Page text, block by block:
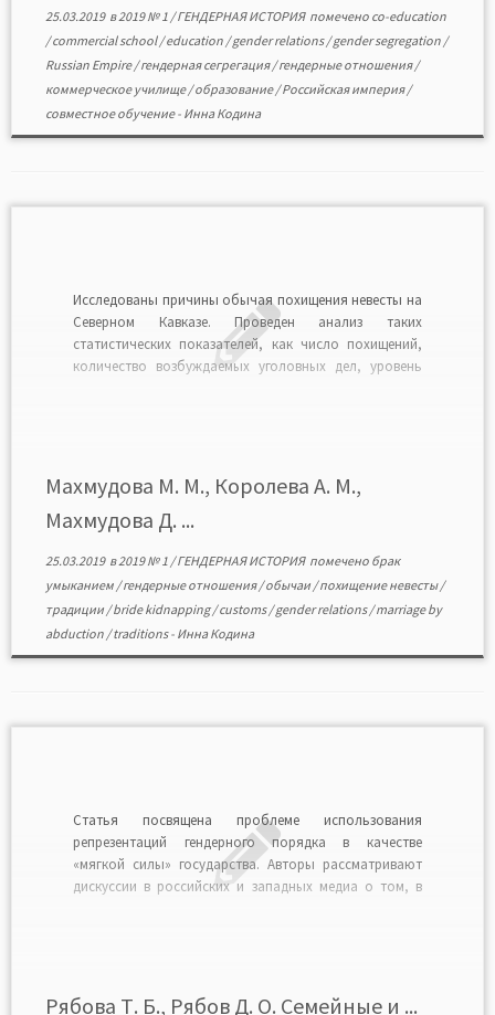
25.03.2019в2019 № 1 /ГЕНДЕРНАЯ ИСТОРИЯ помечено co-education
/commercial school/education /gender relations/gender segregation /
Russian Empire/гендерная сегрегация/гендерные отношения/
коммерческое училище/образование/Российская империя/
совместное обучение- Инна Кодина
Исследованы причины обычая похищения невесты на
Северном Кавказе. Проведен анализ таких
статистических показателей, как число похищений,
количество возбуждаемых уголовных дел, уровень
свадебного торжества; невозможность получить
согласие […]
Махмудова М. М., Королева А. М.,
Махмудова Д. ...
25.03.2019в2019 № 1 /ГЕНДЕРНАЯ ИСТОРИЯ помечено брак
умыканием /гендерные отношения/обычаи /похищение невесты/
традиции /bride kidnapping/customs/gender relations/marriage by
abduction /traditions- Инна Кодина
Статья посвящена проблеме использования
репрезентаций гендерного порядка в качестве
«мягкой силы» государства. Авторы рассматривают
дискуссии в российских и западных медиа о том, в
[…]
Рябова Т. Б., Рябов Д. О. Семейные и ...